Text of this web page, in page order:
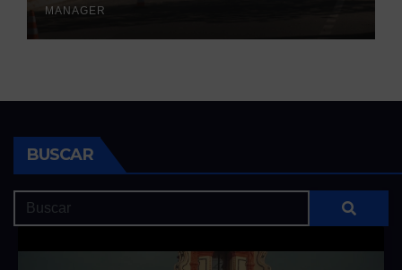
MANAGER
BUSCAR